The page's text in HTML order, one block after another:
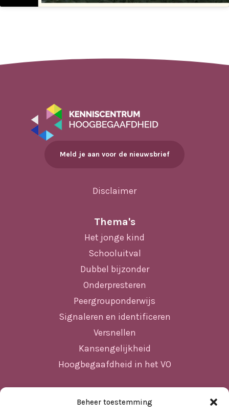
Beheer toestemming
Meld je aan voor de nieuwsbrief
Disclaimer
Thema's
Het jonge kind
Schooluitval
Dubbel bijzonder
Onderpresteren
Peergrouponderwijs
Signaleren en identificeren
Versnellen
Kansengelijkheid
Hoogbegaafdheid in het VO